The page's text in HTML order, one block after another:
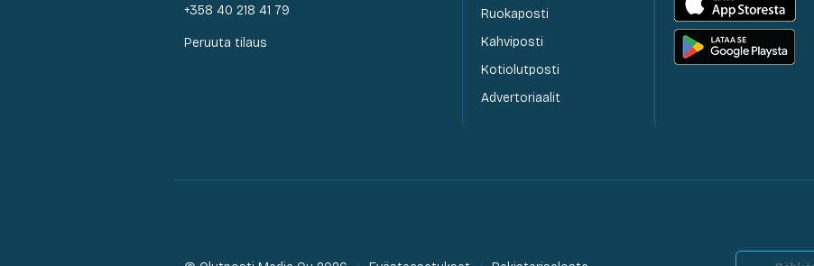
+358 40 218 41 79
Peruuta tilaus
Ruokaposti
Kahviposti
Kotiolutposti
Advertoriaalit